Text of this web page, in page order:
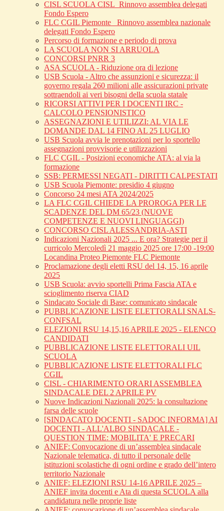
CISL SCUOLA CISL_Rinnovo assemblea delegati
Fondo Espero
FLC CGIL Piemonte _Rinnovo assemblea nazionale
delegati Fondo Espero
Percorso di formazione e periodo di prova
LA SCUOLA NON SI ARRUOLA
CONCORSI PNRR 3
ASA SCUOLA - Riduzione ora di lezione
USB Scuola - Altro che assunzioni e sicurezza: il
governo regala 260 milioni alle assicurazioni private
sottraendoli ai veri bisogni della scuola statale
RICORSI ATTIVI PER I DOCENTI IRC -
CALCOLO PENSIONISTICO
ASSEGNAZIONI E UTILIZZI: AL VIA LE
DOMANDE DAL 14 FINO AL 25 LUGLIO
USB Scuola avvia le prenotazioni per lo sportello
assegnazioni provvisorie e utilizzazioni
FLC CGIL - Posizioni economiche ATA: al via la
formazione
SSB: PERMESSI NEGATI - DIRITTI CALPESTATI
USB Scuola Piemonte: presidio 4 giugno
Concorso 24 mesi ATA 2024/2025
LA FLC CGIL CHIEDE LA PROROGA PER LE
SCADENZE DEL DM 65/23 (NUOVE
COMPETENZE E NUOVI LINGUAGGI)
CONCORSO CISL ALESSANDRIA-ASTI
Indicazioni Nazionali 2025 ... E ora? Strategie per il
curricolo Mercoledì 21 maggio 2025 ore 17:00 -19:00
Locandina Proteo Piemonte FLC Piemonte
Proclamazione degli eletti RSU del 14, 15, 16 aprile
2025
USB Scuola: avvio sportelli Prima Fascia ATA e
scioglimento riserva CIAD
Sindacato Sociale di Base: comunicato sindacale
PUBBLICAZIONE LISTE ELETTORALI SNALS-
CONFSAL
ELEZIONI RSU 14,15,16 APRILE 2025 - ELENCO
CANDIDATI
PUBBLICAZIONE LISTE ELETTORALI UIL
SCUOLA
PUBBLICAZIONE LISTE ELETTORALI FLC
CGIL
CISL - CHIARIMENTO ORARI ASSEMBLEA
SINDACALE DEL 2 APRILE PV
Nuove Indicazioni Nazionali 2025: la consultazione
farsa delle scuole
[SINDACATO DOCENTI - SADOC INFORMA] AI
DOCENTI - ALL'ALBO SINDACALE -
QUESTION TIME: MOBILITA' E PRECARI
ANIEF: Convocazione di un’assemblea sindacale
Nazionale telematica, di tutto il personale delle
istituzioni scolastiche di ogni ordine e grado dell’intero
territorio Nazionale
ANIEF: ELEZIONI RSU 14-16 APRILE 2025 –
ANIEF invita docenti e Ata di questa SCUOLA alla
candidatura nelle proprie liste